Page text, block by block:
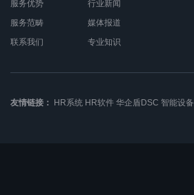
服务优势
服务范畴
联系我们
行业新闻
媒体报道
专业知识
友情链接： HR系统 HR软件 华企盾DSC 智能设备